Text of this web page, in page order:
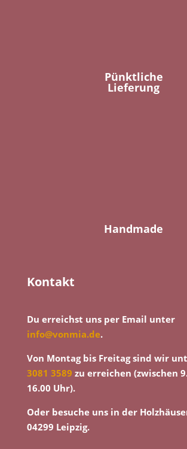
Pünktliche
Lieferung
Handmade
Kontakt
Du erreichst uns per Email unter
info@vonmia.de.
Von Montag bis Freitag sind wir
3081 3589 zu erreichen (zwischen
16.00 Uhr).
Oder besuche uns in der
04299 Leipzig.